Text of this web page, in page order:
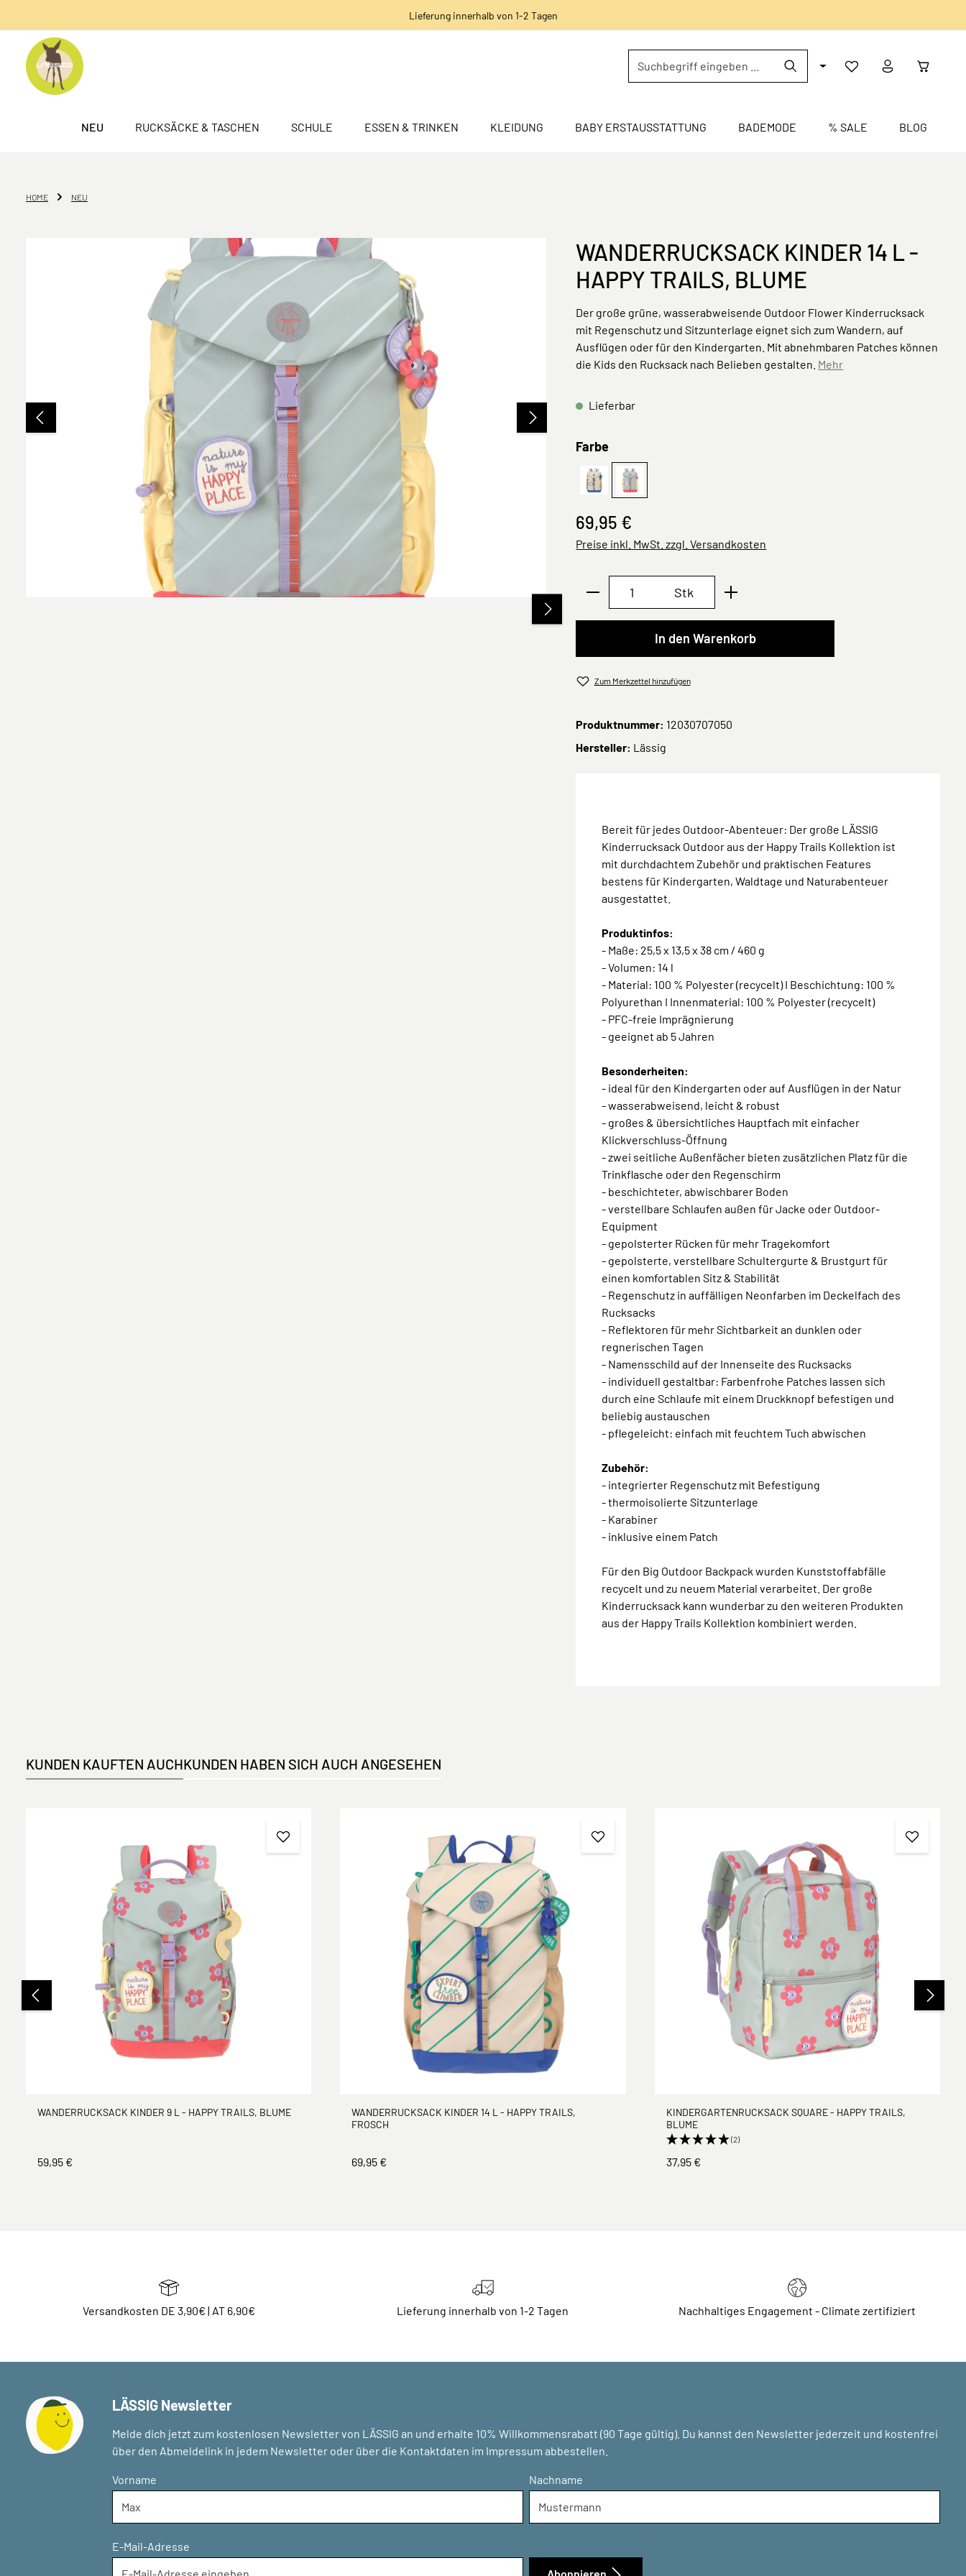
Lieferung innerhalb von 1-2 Tagen
NEU RUCKSÄCKE & TASCHEN SCHULE ESSEN & TRINKEN KLEIDUNG BABY ERSTAUSSTATTUNG BADEMODE % SALE BLOG
HOME NEU
WANDERRUCKSACK KINDER 14 L -
HAPPY TRAILS, BLUME
Der große grüne, wasserabweisende Outdoor Flower Kinderrucksack
mit Regenschutz und Sitzunterlage eignet sich zum Wandern, auf
Ausflügen oder für den Kindergarten. Mit abnehmbaren Patches können
die Kids den Rucksack nach Belieben gestalten. Mehr
Lieferbar
Farbeauswählen
Frog Flower
69,95 €
Preise inkl. MwSt. zzgl. Versandkosten
Produkt Anzahl: Gib den gewünschten Wert ein
Stk
In den Warenkorb
Zum Merkzettel hinzufügen
Produktnummer: 12030707050
Hersteller: Lässig
Bereit für jedes Outdoor-Abenteuer: Der große LÄSSIG
Kinderrucksack Outdoor aus der Happy Trails Kollektion ist
mit durchdachtem Zubehör und praktischen Features
bestens für Kindergarten, Waldtage und Naturabenteuer
ausgestattet.
Produktinfos:
- Maße: 25,5 x 13,5 x 38 cm / 460 g
- Volumen: 14 l
- Material: 100 % Polyester (recycelt) I Beschichtung: 100 %
Polyurethan I Innenmaterial: 100 % Polyester (recycelt)
- PFC-freie Imprägnierung
- geeignet ab 5 Jahren
Besonderheiten:
- ideal für den Kindergarten oder auf Ausflügen in der Natur
- wasserabweisend, leicht & robust
- großes & übersichtliches Hauptfach mit einfacher
Klickverschluss-Öffnung
- zwei seitliche Außenfächer bieten zusätzlichen Platz für die
Trinkflasche oder den Regenschirm
- beschichteter, abwischbarer Boden
- verstellbare Schlaufen außen für Jacke oder Outdoor-
Equipment
- gepolsterter Rücken für mehr Tragekomfort
- gepolsterte, verstellbare Schultergurte & Brustgurt für
einen komfortablen Sitz & Stabilität
- Regenschutz in auffälligen Neonfarben im Deckelfach des
Rucksacks
- Reflektoren für mehr Sichtbarkeit an dunklen oder
regnerischen Tagen
- Namensschild auf der Innenseite des Rucksacks
- individuell gestaltbar: Farbenfrohe Patches lassen sich
durch eine Schlaufe mit einem Druckknopf befestigen und
beliebig austauschen
- pflegeleicht: einfach mit feuchtem Tuch abwischen
Zubehör:
- integrierter Regenschutz mit Befestigung
- thermoisolierte Sitzunterlage
- Karabiner
- inklusive einem Patch
Für den Big Outdoor Backpack wurden Kunststoffabfälle
recycelt und zu neuem Material verarbeitet. Der große
Kinderrucksack kann wunderbar zu den weiteren Produkten
aus der Happy Trails Kollektion kombiniert werden.
KUNDEN KAUFTEN AUCHKUNDEN HABEN SICH AUCH ANGESEHEN
WANDERRUCKSACK KINDER 9 L - HAPPY TRAILS, BLUME
59,95 €
WANDERRUCKSACK KINDER 14 L - HAPPY TRAILS,
FROSCH
69,95 €
KINDERGARTENRUCKSACK SQUARE - HAPPY TRAILS,
BLUME
(2)
37,95 €
Versandkosten DE 3,90€ | AT 6,90€ Lieferung innerhalb von 1-2 Tagen Nachhaltiges Engagement - Climate zertifiziert
LÄSSIG Newsletter
Melde dich jetzt zum kostenlosen Newsletter von LÄSSIG an und erhalte 10% Willkommensrabatt (90 Tage gültig). Du kannst den Newsletter jederzeit und kostenfrei
über den Abmeldelink in jedem Newsletter oder über die Kontaktdaten im Impressum abbestellen.
Vorname Nachname
E-Mail-Adresse